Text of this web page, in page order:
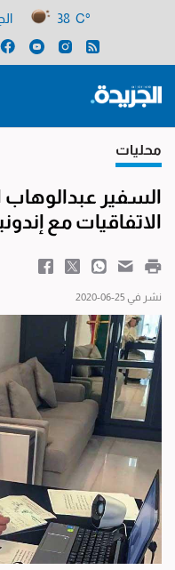
38 C°
محليات
السفير
الاتفاقيات مع
نشر في 25-06-2020